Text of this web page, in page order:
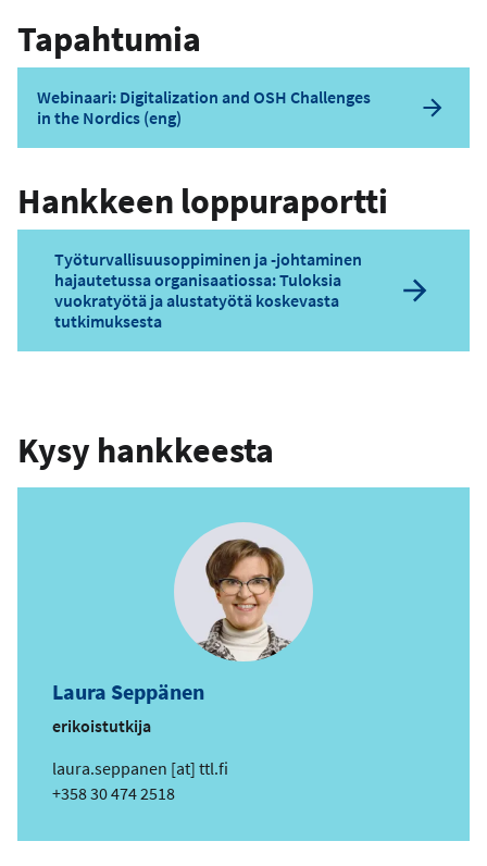
Tapahtumia
Webinaari: Digitalization and OSH Challenges
in the Nordics (eng)
Hankkeen loppuraportti
Työturvallisuusoppiminen ja -johtaminen
hajautetussa organisaatiossa: Tuloksia
vuokratyötä ja alustatyötä koskevasta
tutkimuksesta
Kysy hankkeesta
Laura Seppänen
erikoistutkija
s
ä
k
laura.seppanen [at] ttl.fi
Puhelin
+358 30 474 2518